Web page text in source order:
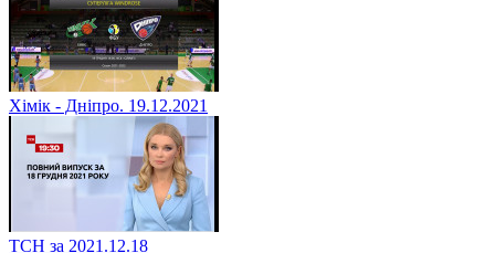
Хімік - Дніпро. 19.12.2021
ТСН за 2021.12.18